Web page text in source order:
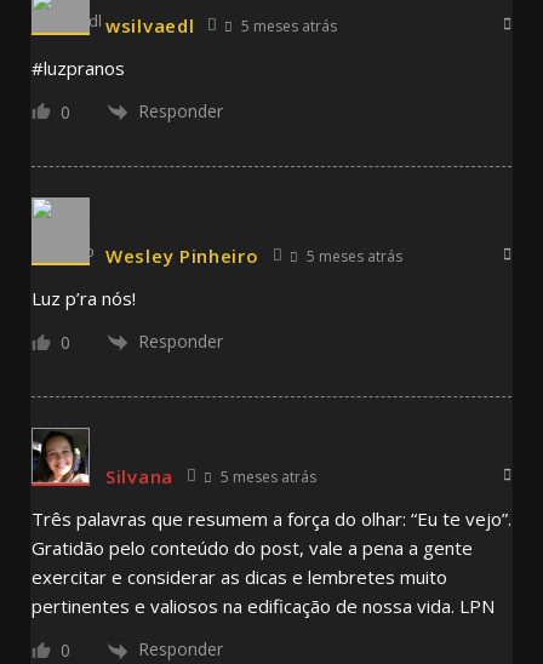
wsilvaedl 5 meses atrás
#luzpranos
0 Responder
Wesley Pinheiro 5 meses atrás
Luz p’ra nós!
0 Responder
Silvana 5 meses atrás
Três palavras que resumem a força do olhar: “Eu te vejo”.
Gratidão pelo conteúdo do post, vale a pena a gente
exercitar e considerar as dicas e lembretes muito
pertinentes e valiosos na edificação de nossa vida. LPN
0 Responder